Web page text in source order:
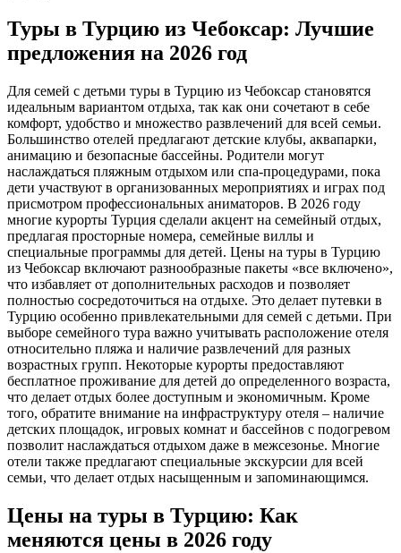
Туры в Турцию из Чебоксар: Лучшие
предложения на 2026 год
Для семей с детьми туры в Турцию из Чебоксар становятся
идеальным вариантом отдыха, так как они сочетают в себе
комфорт, удобство и множество развлечений для всей семьи.
Большинство отелей предлагают детские клубы, аквапарки,
анимацию и безопасные бассейны. Родители могут
наслаждаться пляжным отдыхом или спа-процедурами, пока
дети участвуют в организованных мероприятиях и играх под
присмотром профессиональных аниматоров. В 2026 году
многие курорты Турция сделали акцент на семейный отдых,
предлагая просторные номера, семейные виллы и
специальные программы для детей. Цены на туры в Турцию
из Чебоксар включают разнообразные пакеты «все включено»,
что избавляет от дополнительных расходов и позволяет
полностью сосредоточиться на отдыхе. Это делает путевки в
Турцию особенно привлекательными для семей с детьми. При
выборе семейного тура важно учитывать расположение отеля
относительно пляжа и наличие развлечений для разных
возрастных групп. Некоторые курорты предоставляют
бесплатное проживание для детей до определенного возраста,
что делает отдых более доступным и экономичным. Кроме
того, обратите внимание на инфраструктуру отеля – наличие
детских площадок, игровых комнат и бассейнов с подогревом
позволит наслаждаться отдыхом даже в межсезонье. Многие
отели также предлагают специальные экскурсии для всей
семьи, что делает отдых насыщенным и запоминающимся.
Цены на туры в Турцию: Как
меняются цены в 2026 году